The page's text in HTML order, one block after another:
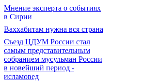
Мнение эксперта о событиях
в Сирии
Ваххабитам нужна вся страна
Съезд ЦДУМ России стал
самым представительным
собранием мусульман России
в новейший период -
исламовед